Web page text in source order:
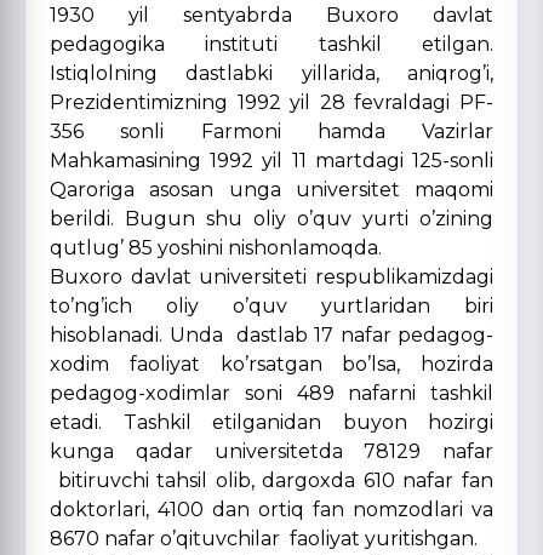
1930 yil sentyabrda Buxoro davlat
pedagogika instituti tashkil etilgan.
Istiqlolning dastlabki yillarida, aniqrog’i,
Prezidentimizning 1992 yil 28 fevraldagi PF-
356 sonli Farmoni hamda Vazirlar
Mahkamasining 1992 yil 11 martdagi 125-sonli
Qaroriga asosan unga universitet maqomi
berildi. Bugun shu oliy o’quv yurti o’zining
qutlug’ 85 yoshini nishonlamoqda.
Buxoro davlat universiteti respublikamizdagi
to’ng’ich oliy o’quv yurtlaridan biri
hisoblanadi. Unda dastlab 17 nafar pedagog-
xodim faoliyat ko’rsatgan bo’lsa, hozirda
pedagog-xodimlar soni 489 nafarni tashkil
etadi. Tashkil etilganidan buyon hozirgi
kunga qadar universitetda 78129 nafar
bitiruvchi tahsil olib, dargoxda 610 nafar fan
doktorlari, 4100 dan ortiq fan nomzodlari va
8670 nafar o’qituvchilar faoliyat yuritishgan.